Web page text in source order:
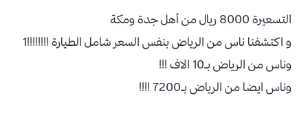
التسعيرة 8000 ريال من أهل جدة ومكة
و اكتشفنا ناس من الرياض بنفس السعر شامل الطيارة !!!!!!!!1
وناس من الرياض بـ10 الاف !!!
وناس ايضا من الرياض بـ7200 !!!!